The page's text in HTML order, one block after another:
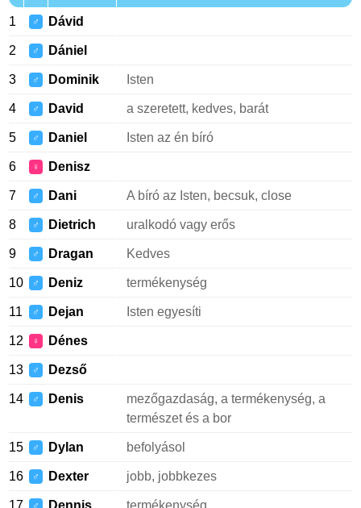
1 ♂ Dávid
2 ♂ Dániel
3 ♂ Dominik Isten
4 ♂ David a szeretett, kedves, barát
5 ♂ Daniel Isten az én bíró
6 ♀ Denisz
7 ♂ Dani A bíró az Isten, becsuk, close
8 ♂ Dietrich uralkodó vagy erős
9 ♂ Dragan Kedves
10 ♂ Deniz termékenység
11 ♂ Dejan Isten egyesíti
12 ♀ Dénes
13 ♂ Dezső
14 ♂ Denis
mezőgazdaság, a termékenység, a
természet és a bor
15 ♂ Dylan befolyásol
16 ♂ Dexter jobb, jobbkezes
17 ♂ Dennis termékenység